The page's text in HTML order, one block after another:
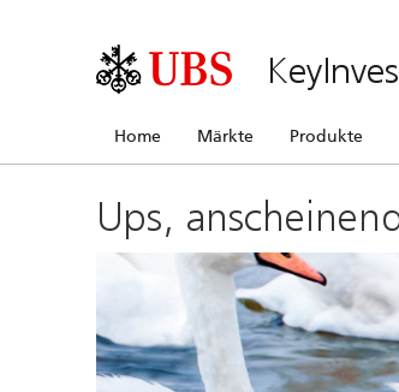
Home Märkte Produkte
Ups,